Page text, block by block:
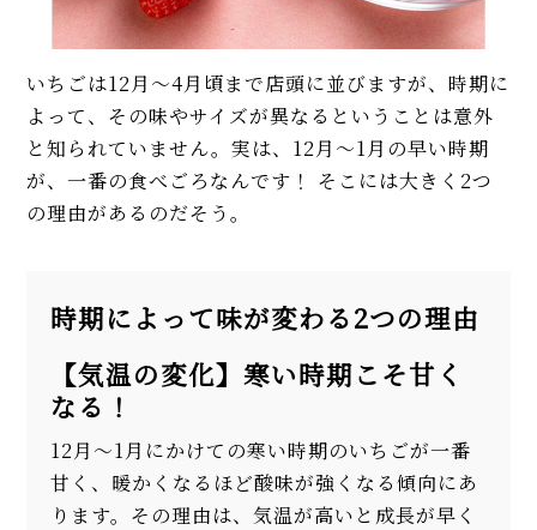
いちごは12月〜4月頃まで店頭に並びますが、時期に
よって、その味やサイズが異なるということは意外
と知られていません。実は、12月〜1月の早い時期
が、一番の食べごろなんです！ そこには大きく2つ
の理由があるのだそう。
時期によって味が変わる2つの理由
【気温の変化】寒い時期こそ甘く
なる！
12月〜1月にかけての寒い時期のいちごが一番
甘く、暖かくなるほど酸味が強くなる傾向にあ
ります。その理由は、気温が高いと成長が早く